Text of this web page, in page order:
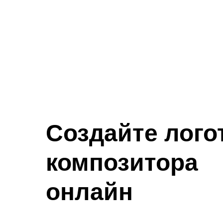
Создайте
композитора
онлайн